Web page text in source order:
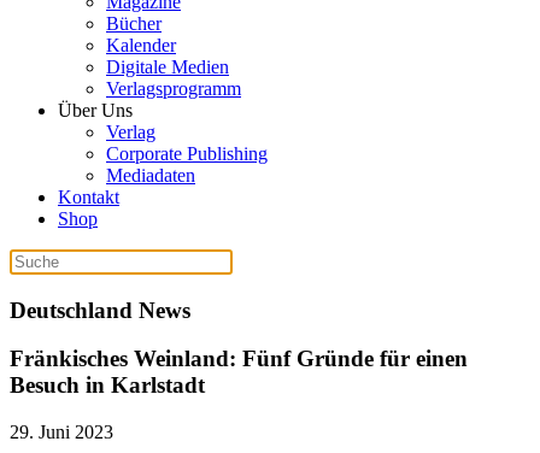
Bücher
Kalender
Digitale Medien
Verlagsprogramm
Über Uns
Verlag
Corporate Publishing
Mediadaten
Kontakt
Shop
Deutschland News
Fränkisches Weinland: Fünf Gründe für einen
Besuch in Karlstadt
29. Juni 2023